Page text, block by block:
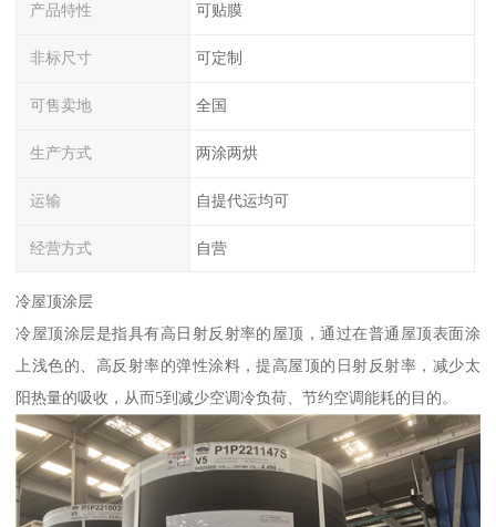
产品特性 可贴膜
非标尺寸 可定制
可售卖地 全国
生产方式 两涂两烘
运输 自提代运均可
经营方式 自营
冷屋顶涂层
冷屋顶涂层是指具有高日射反射率的屋顶，通过在普通屋顶表面涂
上浅色的、高反射率的弹性涂料，提高屋顶的日射反射率，减少太
阳热量的吸收，从而5到减少空调冷负荷、节约空调能耗的目的。